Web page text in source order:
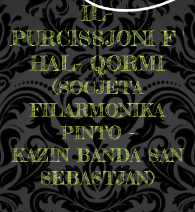
IL-
PURCISSJONI F '
HAL- QORMI
(SOCJETA
FILARMONIKA
PINTO -
KAZIN BANDA SAN
SEBASTJAN)